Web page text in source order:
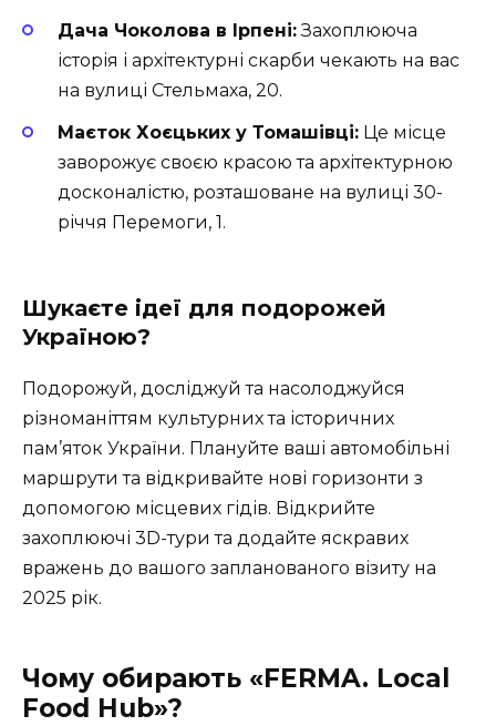
Дача Чоколова в Ірпені:Захоплююча
історія і архітектурні скарби чекають на вас
на вулиці Стельмаха, 20.
Маєток Хоєцьких у Томашівці: Це місце
заворожує своєю красою та архітектурною
досконалістю, розташоване на вулиці 30-
річчя Перемоги, 1.
Шукаєте ідеї для подорожей
Україною?
Подорожуй, досліджуй та насолоджуйся
різноманіттям культурних та історичних
пам’яток України. Плануйте ваші автомобільні
маршрути та відкривайте нові горизонти з
допомогою місцевих гідів. Відкрийте
захоплюючі 3D-тури та додайте яскравих
вражень до вашого запланованого візиту на
2025 рік.
Чому обирають «FERMA. Local
Food Hub»?